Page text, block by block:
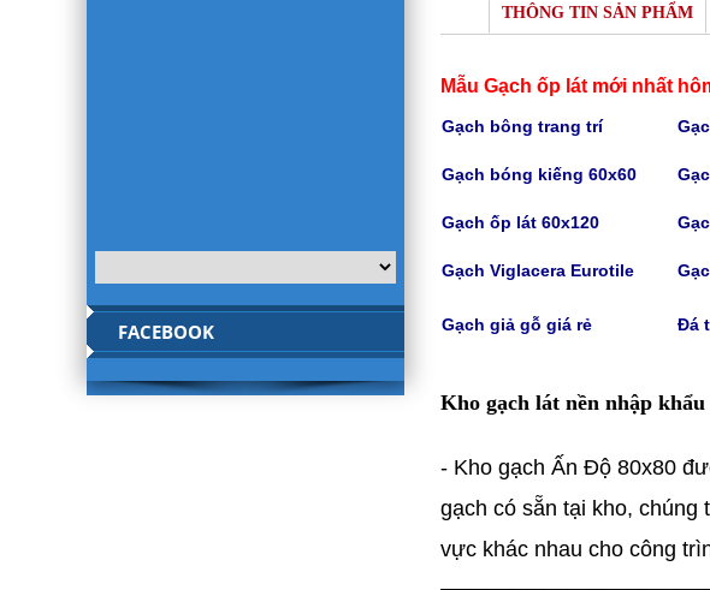
THÔNG TIN SẢN PHẨM
Mẫu Gạch ốp lát mới nhất
Gạch bông trang trí
Gạch bóng kiếng 60x60
Gạch ốp lát 60x120
Gạch Viglacera Eurotile
Gạch giả gỗ giá rẻ Đá
Kho gạch lát nền nhập
- Kho gạch Ấn Độ 80x80
gạch có sẵn tại kho, chúng
vực khác nhau cho công
FACEBOOK